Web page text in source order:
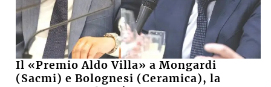
Il «Premio Aldo Villa» a Mongardi
(Sacmi) e Bolognesi (Ceramica), la